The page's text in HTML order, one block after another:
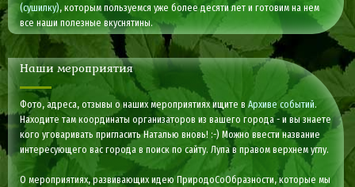
(сушилку), которым пользуемся уже более десяти лет и готовим на нем
все наши полезные вкуснятины.
Наши мероприятия
Фото, адреса, отзывы о наших мероприятиях ищите вАрхиве событий.
Находите там координаты организаторов из вашего города - и вы знаете
кого уговаривать пригласить Наталью вновь! :-) Можно ввести название
интересующего вас города в поиск по сайту. Лупа в правом верхнем углу.
О мероприятиях, развивающих идею ПриродоСоОбразности, которые мы